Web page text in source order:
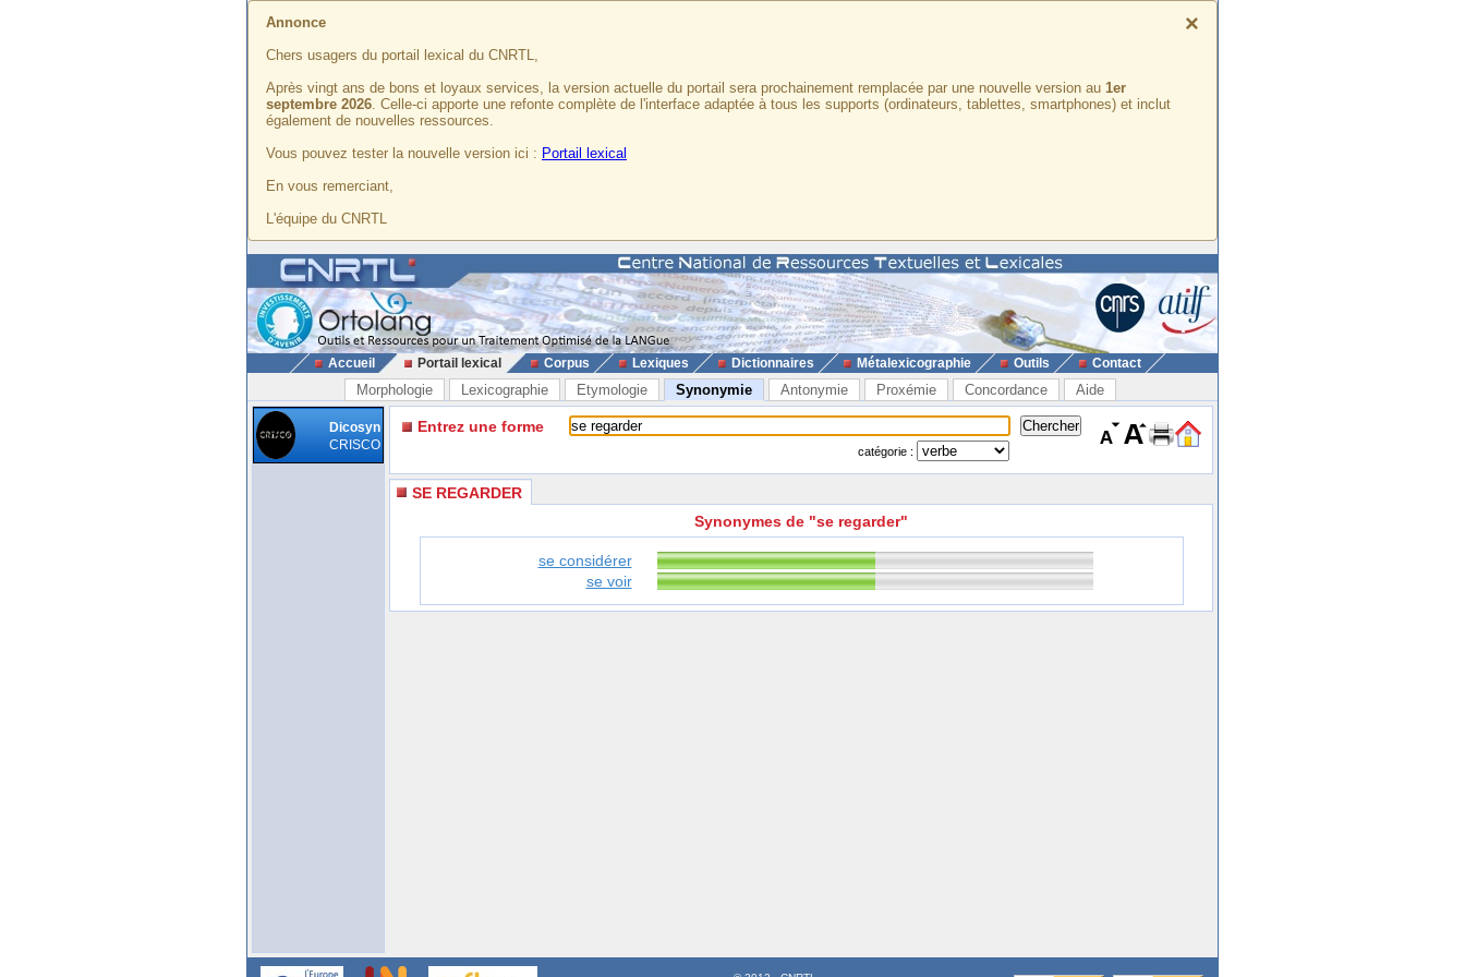
×
Annonce
Chers usagers du portail lexical du CNRTL,
Après vingt ans de bons et loyaux services, la version actuelle du portail sera prochainement remplacée par une nouvelle version au 1er
septembre 2026. Celle-ci apporte une refonte complète de l'interface adaptée à tous les supports (ordinateurs, tablettes, smartphones) et inclut
également de nouvelles ressources.
Vous pouvez tester la nouvelle version ici : Portail lexical
En vous remerciant,
L'équipe du CNRTL
Accueil Portail lexical Corpus Lexiques Dictionnaires Métalexicographie Outils Contact
Morphologie Lexicographie Etymologie Synonymie Antonymie Proxémie Concordance Aide
Dicosyn
CRISCO
Entrez une forme
catégorie :
SE REGARDER
Synonymes de "se regarder"
se considérer
se voir